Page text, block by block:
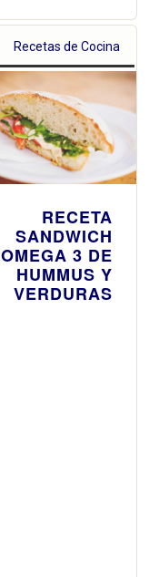
Recetas de Cocina
RECETA
SANDWICH
OMEGA 3 DE
HUMMUS Y
VERDURAS